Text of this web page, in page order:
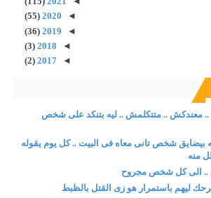
◄
2020
(55)
◄
2019
(36)
◄
2018
(3)
◄
2017
(2)
.. معندكش .. متتكلمش .. ليه بتنكد على شخص
شخص تانى معاه فى البيت .. كل يوم يقوله
منه
الى كل شخص مجروح
ليهم باستمرار هو زى القتل بالظبط